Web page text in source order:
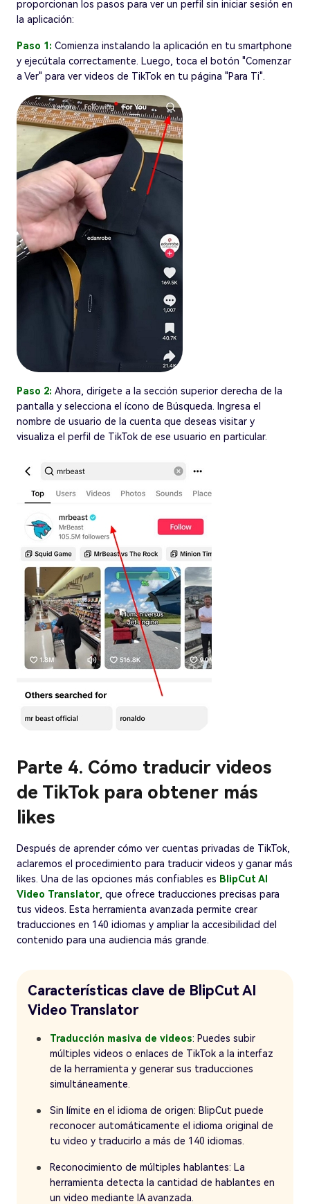
proporcionan los pasos para ver un perfil sin iniciar sesión en
la aplicación:
Paso 1: Comienza instalando la aplicación en tu smartphone
y ejecútala correctamente. Luego, toca el botón "Comenzar
a Ver" para ver videos de TikTok en tu página "Para Ti".
Paso 2: Ahora, dirígete a la sección superior derecha de la
pantalla y selecciona el ícono de Búsqueda. Ingresa el
nombre de usuario de la cuenta que deseas visitar y
visualiza el perfil de TikTok de ese usuario en particular.
Parte 4. Cómo traducir videos
de TikTok para obtener más
likes
Después de aprender cómo ver cuentas privadas de TikTok,
aclaremos el procedimiento para traducir videos y ganar más
likes. Una de las opciones más confiables es BlipCut AI
Video Translator, que ofrece traducciones precisas para
tus videos. Esta herramienta avanzada permite crear
traducciones en 140 idiomas y ampliar la accesibilidad del
contenido para una audiencia más grande.
Características clave de BlipCut AI
Video Translator
Traducción masiva de videos: Puedes subir
múltiples videos o enlaces de TikTok a la interfaz
de la herramienta y generar sus traducciones
simultáneamente.
Sin límite en el idioma de origen: BlipCut puede
reconocer automáticamente el idioma original de
tu video y traducirlo a más de 140 idiomas.
Reconocimiento de múltiples hablantes: La
herramienta detecta la cantidad de hablantes en
un video mediante IA avanzada.